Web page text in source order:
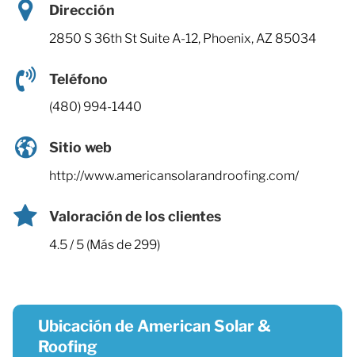
Dirección
2850 S 36th St Suite A-12, Phoenix, AZ 85034
Teléfono
(480) 994-1440
Sitio web
http://www.americansolarandroofing.com/
Valoración de los clientes
4.5 / 5 (Más de 299)
Ubicación de American Solar &
Roofing